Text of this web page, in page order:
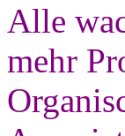
Alle
mehr